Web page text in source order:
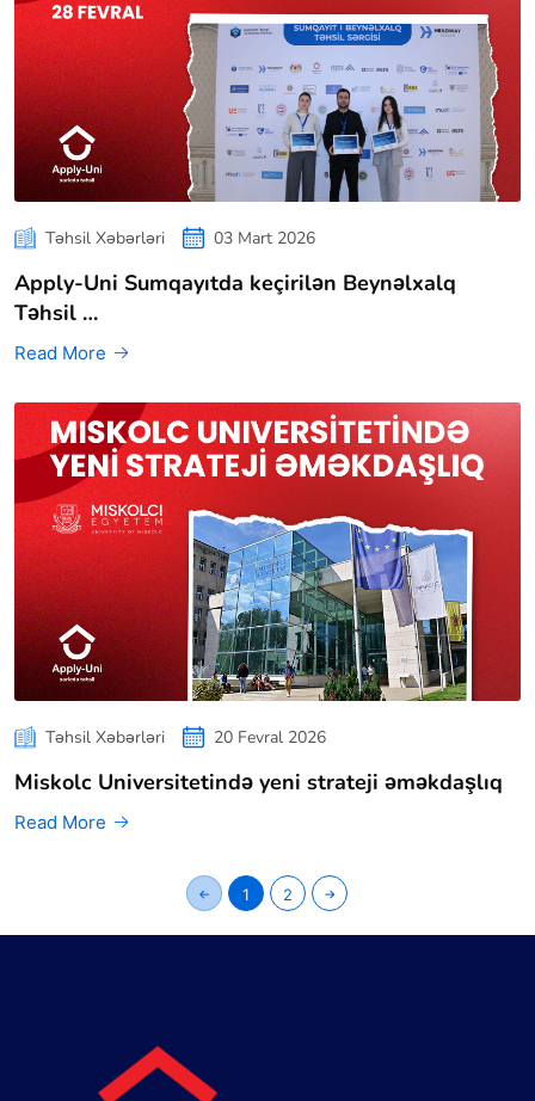
Təhsil Xəbərləri 03 Mart 2026
Apply-Uni Sumqayıtda keçirilən Beynəlxalq
Təhsil …
Read More
Təhsil Xəbərləri 20 Fevral 2026
Miskolc Universitetində yeni strateji əməkdaşlıq
Read More
1 2